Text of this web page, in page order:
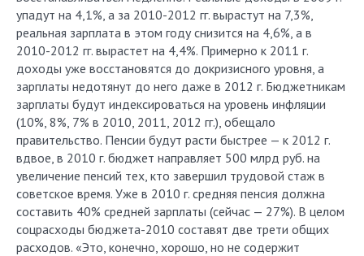
упадут на 4,1%, а за 2010-2012 гг. вырастут на 7,3%,
реальная зарплата в этом году снизится на 4,6%, а в
2010-2012 гг. вырастет на 4,4%. Примерно к 2011 г.
доходы уже восстановятся до докризисного уровня, а
зарплаты недотянут до него даже в 2012 г. Бюджетникам
зарплаты будут индексироваться на уровень инфляции
(10%, 8%, 7% в 2010, 2011, 2012 гг.), обещало
правительство. Пенсии будут расти быстрее — к 2012 г.
вдвое, в 2010 г. бюджет направляет 500 млрд руб. на
увеличение пенсий тех, кто завершил трудовой стаж в
советское время. Уже в 2010 г. средняя пенсия должна
составить 40% средней зарплаты (сейчас — 27%). В целом
соцрасходы бюджета-2010 составят две трети общих
расходов. «Это, конечно, хорошо, но не содержит